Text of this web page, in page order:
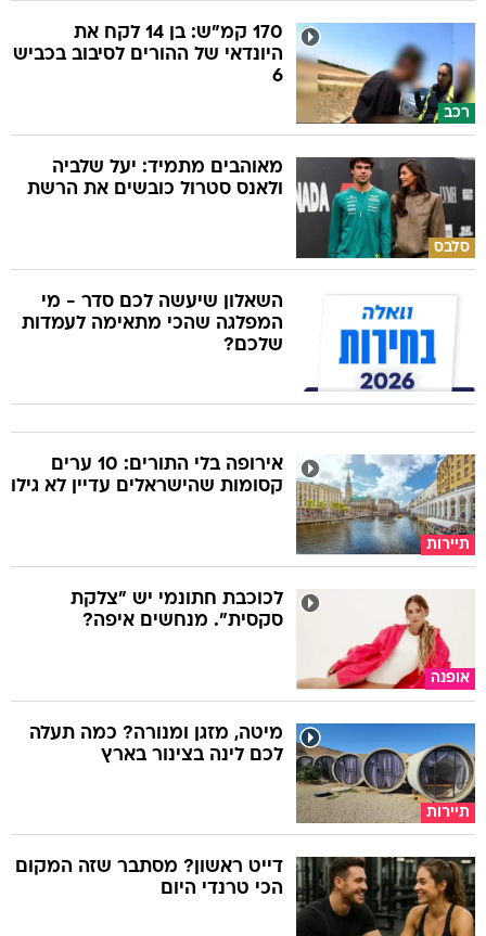
רכב
170 קמ"ש: בן 14 לקח את
היונדאי של ההורים לסיבוב בכביש
6
סלבס
מאוהבים מתמיד: יעל שלביה
ולאנס סטרול כובשים את הרשת
השאלון שיעשה לכם סדר - מי
המפלגה שהכי מתאימה לעמדות
שלכם?
תיירות
אירופה בלי התורים: 10 ערים
קסומות שהישראלים עדיין לא גילו
אופנה
לכוכבת חתונמי יש "צלקת
סקסית". מנחשים איפה?
תיירות
מיטה, מזגן ומנורה? כמה תעלה
לכם לינה בצינור בארץ
דייט ראשון? מסתבר שזה המקום
הכי טרנדי היום